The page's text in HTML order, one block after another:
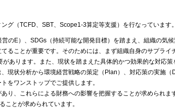
グ（TCFD、SBT、Scope1-3算定等支援）を行なっています。
のE）、SDGs（持続可能な開発目標）を踏まえ、組織の気
ることが重要です。そのためには、まず組織自身のサプライ
あります。また、現状を踏まえた具体的かつ効果的な対応
現状分析から環境経営戦略の策定（Plan）、対応策の実施（
をワンストップでご提供します。
り、これらによる財務への影響を把握することが求められま
ことが求められています。